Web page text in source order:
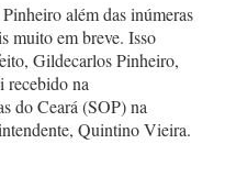
além das inúmeras
muito em breve. Isso
Gildecarlos Pinheiro,
recebido na
do Ceará (SOP) na
Quintino Vieira.